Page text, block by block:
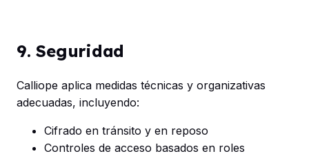
9. Seguridad
Calliope aplica medidas técnicas y organizativas
adecuadas, incluyendo:
Cifrado en tránsito y en reposo
Controles de acceso basados en roles